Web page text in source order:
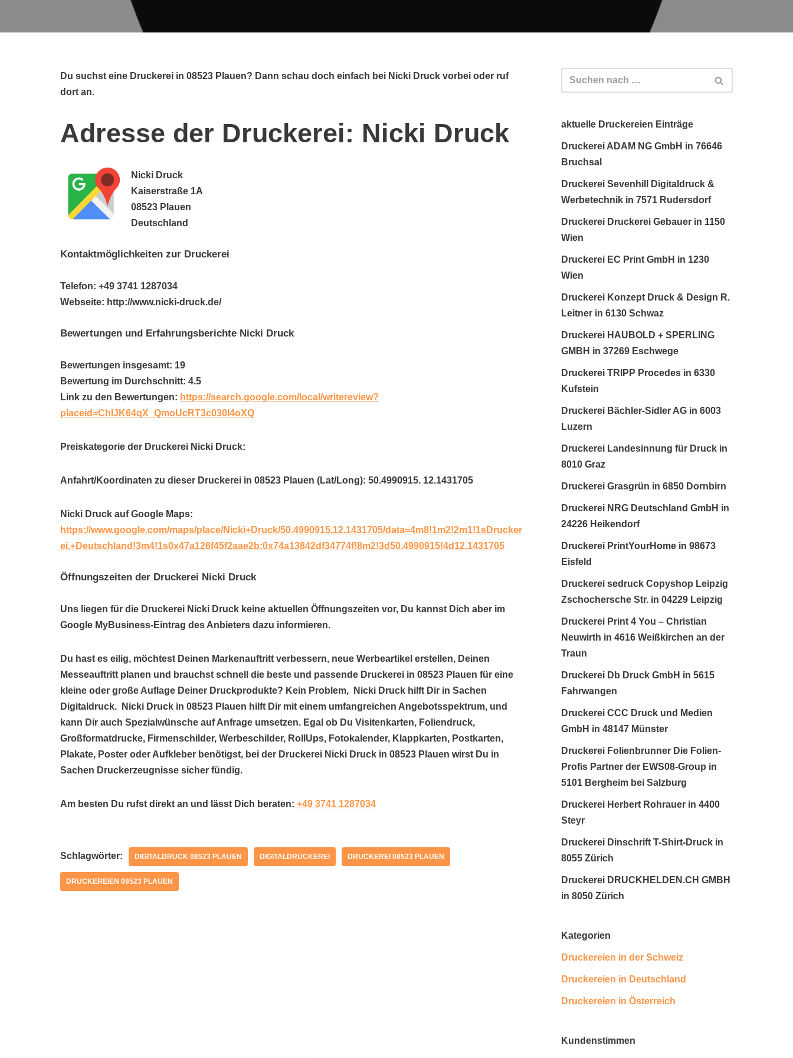
Du suchst eine Druckerei in 08523 Plauen? Dann schau doch einfach bei Nicki Druck vorbei oder ruf
dort an.
Adresse der Druckerei: Nicki Druck
Nicki Druck
Kaiserstraße 1A
08523 Plauen
Deutschland
Kontaktmöglichkeiten zur Druckerei
Telefon: +49 3741 1287034
Webseite: http://www.nicki-druck.de/
Bewertungen und Erfahrungsberichte Nicki Druck
Bewertungen insgesamt: 19
Bewertung im Durchschnitt: 4.5
Link zu den Bewertungen: https://search.google.com/local/writereview?
placeid=ChIJK64qX_QmoUcRT3c030I4oXQ
Preiskategorie der Druckerei Nicki Druck:
Anfahrt/Koordinaten zu dieser Druckerei in 08523 Plauen (Lat/Long): 50.4990915. 12.1431705
Nicki Druck auf Google Maps:
https://www.google.com/maps/place/Nicki+Druck/50.4990915,12.1431705/data=4m8!1m2!2m1!1sDrucker
ei,+Deutschland!3m4!1s0x47a126f45f2aae2b:0x74a13842df34774f!8m2!3d50.4990915!4d12.1431705
Öffnungszeiten der Druckerei Nicki Druck
Uns liegen für die Druckerei Nicki Druck keine aktuellen Öffnungszeiten vor, Du kannst Dich aber im
Google MyBusiness-Eintrag des Anbieters dazu informieren.
Du hast es eilig, möchtest Deinen Markenauftritt verbessern, neue Werbeartikel erstellen, Deinen
Messeauftritt planen und brauchst schnell die beste und passende Druckerei in 08523 Plauen für eine
kleine oder große Auflage Deiner Druckprodukte? Kein Problem, Nicki Druck hilft Dir in Sachen
Digitaldruck. Nicki Druck in 08523 Plauen hilft Dir mit einem umfangreichen Angebotsspektrum, und
kann Dir auch Spezialwünsche auf Anfrage umsetzen. Egal ob Du Visitenkarten, Foliendruck,
Großformatdrucke, Firmenschilder, Werbeschilder, RollUps, Fotokalender, Klappkarten, Postkarten,
Plakate, Poster oder Aufkleber benötigst, bei der Druckerei Nicki Druck in 08523 Plauen wirst Du in
Sachen Druckerzeugnisse sicher fündig.
Am besten Du rufst direkt an und lässt Dich beraten: +49 3741 1287034
Schlagwörter: DIGITALDRUCK 08523 PLAUEN DIGITALDRUCKEREI DRUCKEREI 08523 PLAUEN
DRUCKEREIEN 08523 PLAUEN
aktuelle Druckereien Einträge
Druckerei ADAM NG GmbH in 76646
Bruchsal
Druckerei Sevenhill Digitaldruck &
Werbetechnik in 7571 Rudersdorf
Druckerei Druckerei Gebauer in 1150
Wien
Druckerei EC Print GmbH in 1230
Wien
Druckerei Konzept Druck & Design R.
Leitner in 6130 Schwaz
Druckerei HAUBOLD + SPERLING
GMBH in 37269 Eschwege
Druckerei TRIPP Procedes in 6330
Kufstein
Druckerei Bächler-Sidler AG in 6003
Luzern
Druckerei Landesinnung für Druck in
8010 Graz
Druckerei Grasgrün in 6850 Dornbirn
Druckerei NRG Deutschland GmbH in
24226 Heikendorf
Druckerei PrintYourHome in 98673
Eisfeld
Druckerei sedruck Copyshop Leipzig
Zschochersche Str. in 04229 Leipzig
Druckerei Print 4 You – Christian
Neuwirth in 4616 Weißkirchen an der
Traun
Druckerei Db Druck GmbH in 5615
Fahrwangen
Druckerei CCC Druck und Medien
GmbH in 48147 Münster
Druckerei Folienbrunner Die Folien-
Profis Partner der EWS08-Group in
5101 Bergheim bei Salzburg
Druckerei Herbert Rohrauer in 4400
Steyr
Druckerei Dinschrift T-Shirt-Druck in
8055 Zürich
Druckerei DRUCKHELDEN.CH GMBH
in 8050 Zürich
Kategorien
Druckereien in der Schweiz
Druckereien in Deutschland
Druckereien in Österreich
Kundenstimmen